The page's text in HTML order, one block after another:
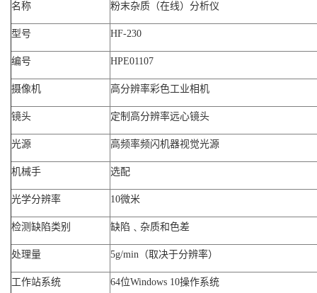
名称 粉末杂质（在线）分析仪
型号 HF-230
编号 HPE01107
摄像机 高分辨率彩色工业相机
镜头 定制高分辨率远心镜头
光源 高频率频闪机器视觉光源
机械手 选配
光学分辨率 10微米
检测缺陷类别 缺陷﹑杂质和色差
处理量 5g/min（取决于分辨率）
工作站系统 64位Windows 10操作系统